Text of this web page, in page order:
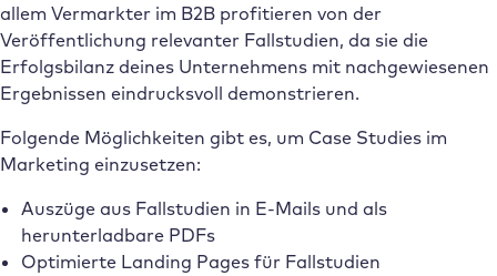
allem Vermarkter im B2B profitieren von der
Veröffentlichung relevanter Fallstudien, da sie die
Erfolgsbilanz deines Unternehmens mit nachgewiesenen
Ergebnissen eindrucksvoll demonstrieren.
Folgende Möglichkeiten gibt es, um Case Studies im
Marketing einzusetzen:
Auszüge aus Fallstudien in E-Mails und als
herunterladbare PDFs
Optimierte Landing Pages für Fallstudien